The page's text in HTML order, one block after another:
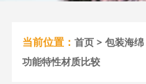
当前位置：首页 >包装海绵
功能特性材质比较